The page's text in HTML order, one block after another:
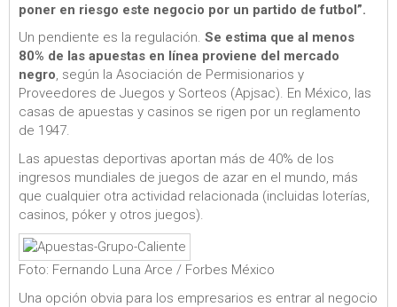
poner en riesgo este negocio por un partido de futbol”.
Un pendiente es la regulación. Se estima que al menos
80% de las apuestas en línea proviene del mercado
negro, según la Asociación de Permisionarios y
Proveedores de Juegos y Sorteos (Apjsac). En México, las
casas de apuestas y casinos se rigen por un reglamento
de 1947.
Las apuestas deportivas aportan más de 40% de los
ingresos mundiales de juegos de azar en el mundo, más
que cualquier otra actividad relacionada (incluidas loterías,
casinos, póker y otros juegos).
Foto: Fernando Luna Arce / Forbes México
Una opción obvia para los empresarios es entrar al negocio